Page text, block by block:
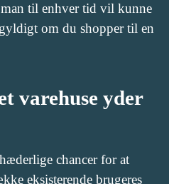
til enhver tid vil kunne
om du shopper til en
varehuse yder
chancer for at
eksisterende brugeres